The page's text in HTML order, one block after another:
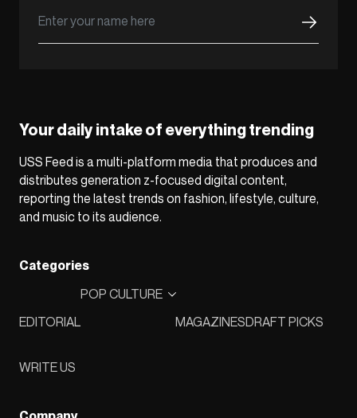
Your daily intake of everything trending
USS Feed is a multi-platform media that produces and
distributes generation z-focused digital content,
reporting the latest trends on fashion, lifestyle, culture,
and music to its audience.
Categories
EDITORIAL
POP CULTURE
MAGAZINESDRAFT PICKS
WRITE US